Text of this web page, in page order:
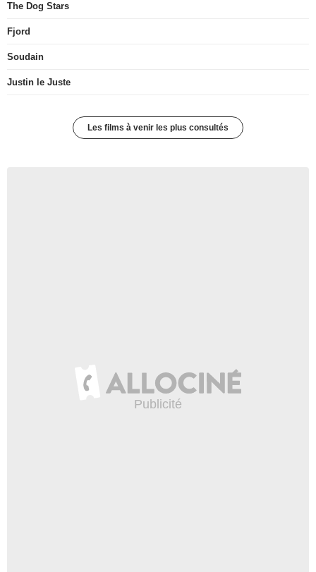
The Dog Stars
Fjord
Soudain
Justin le Juste
Les films à venir les plus consultés